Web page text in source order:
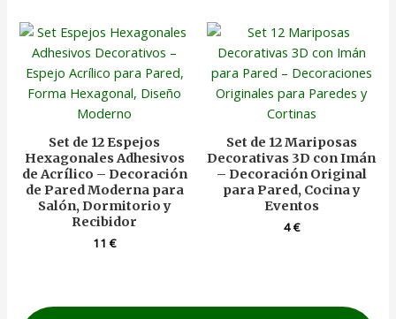
Set de 12 Espejos
Hexagonales Adhesivos
de Acrílico – Decoración
de Pared Moderna para
Salón, Dormitorio y
Recibidor
11€
Set de 12 Mariposas
Decorativas 3D con Imán
– Decoración Original
para Pared, Cocina y
Eventos
4€